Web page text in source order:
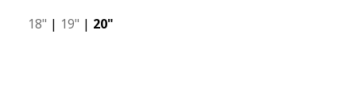
18" | 19" | 20"